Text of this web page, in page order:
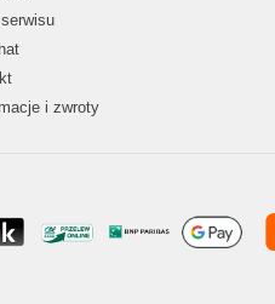
i zwroty